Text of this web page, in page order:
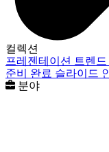
컬렉션
프레젠테이션 트렌
준비 완료 슬라이드
분야